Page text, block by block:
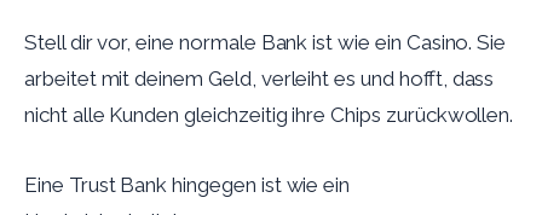
Stell dir vor, eine normale Bank ist wie ein Casino. Sie
arbeitet mit deinem Geld, verleiht es und hofft, dass
nicht alle Kunden gleichzeitig ihre Chips zurückwollen.
Eine Trust Bank hingegen ist wie ein